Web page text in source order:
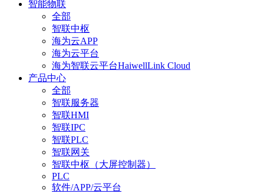
智能物联
全部
智联中枢
海为云APP
海为云平台
海为智联云平台HaiwellLink Cloud
产品中心
全部
智联服务器
智联HMI
智联IPC
智联PLC
智联网关
智联中枢（大屏控制器）
PLC
软件/APP/云平台